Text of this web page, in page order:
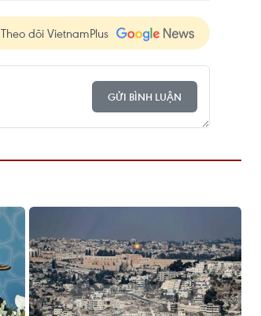
Theo dõi VietnamPlus
GỬI BÌNH LUẬN